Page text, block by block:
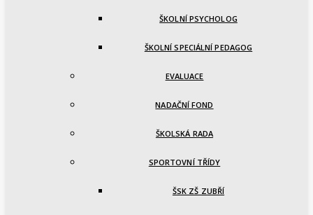
ŠKOLNÍ PSYCHOLOG
ŠKOLNÍ SPECIÁLNÍ PEDAGOG
EVALUACE
NADAČNÍ FOND
ŠKOLSKÁ RADA
SPORTOVNÍ TŘÍDY
ŠSK ZŠ ZUBŘÍ